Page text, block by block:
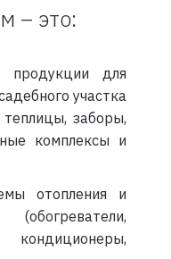
– это:
продукции для
участка
заборы,
комплексы и
отопления и
кондиционеры,